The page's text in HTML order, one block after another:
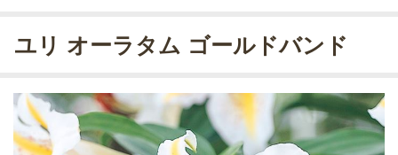
ユリ オーラタム ゴールドバンド